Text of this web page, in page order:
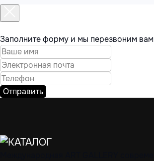
Заполните форму и мы перезвоним вам
Отправить